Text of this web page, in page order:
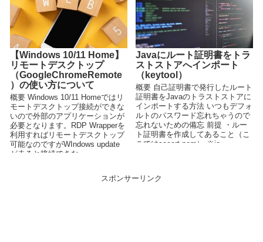
【Windows 10/11 Home】
リモートデスクトップ
（GoogleChromeRemote
）の使い方について
概要 Windows 10/11 Homeではリ
モートデスクトップ接続ができな
いので外部のアプリケーションが
必要となります。RDP Wrapperを
利用すればリモートデスクトップ
可能なのですがWIndows update
が走ると接続できな...
Javaにルート証明書をトラ
ストストアへインポート
（keytool）
概要 自己証明書で発行したルート
証明書をJavaのトラストストアに
インポートする方法 いつもデフォ
ルトのパスワード忘れちゃうので
忘れないための備忘 前提 ・ルー
ト証明書を作成してあること（こ
こではcacert.pem） ※ja...
スポンサーリンク